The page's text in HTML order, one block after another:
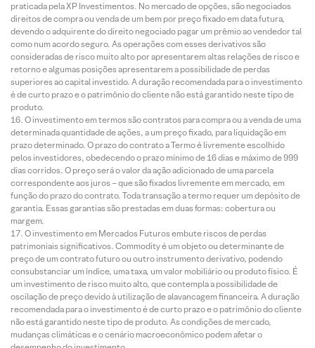
praticada pela XP Investimentos. No mercado de opções, são negociados
direitos de compra ou venda de um bem por preço fixado em data futura,
devendo o adquirente do direito negociado pagar um prêmio ao vendedor tal
como num acordo seguro. As operações com esses derivativos são
consideradas de risco muito alto por apresentarem altas relações de risco e
retorno e algumas posições apresentarem a possibilidade de perdas
superiores ao capital investido. A duração recomendada para o investimento
é de curto prazo e o patrimônio do cliente não está garantido neste tipo de
produto.
O investimento em termos são contratos para compra ou a venda de uma
determinada quantidade de ações, a um preço fixado, para liquidação em
prazo determinado. O prazo do contrato a Termo é livremente escolhido
pelos investidores, obedecendo o prazo mínimo de 16 dias e máximo de 999
dias corridos. O preço será o valor da ação adicionado de uma parcela
correspondente aos juros – que são fixados livremente em mercado, em
função do prazo do contrato. Toda transação a termo requer um depósito de
garantia. Essas garantias são prestadas em duas formas: cobertura ou
margem.
O investimento em Mercados Futuros embute riscos de perdas
patrimoniais significativos. Commodity é um objeto ou determinante de
preço de um contrato futuro ou outro instrumento derivativo, podendo
consubstanciar um índice, uma taxa, um valor mobiliário ou produto físico. É
um investimento de risco muito alto, que contempla a possibilidade de
oscilação de preço devido à utilização de alavancagem financeira. A duração
recomendada para o investimento é de curto prazo e o patrimônio do cliente
não está garantido neste tipo de produto. As condições de mercado,
mudanças climáticas e o cenário macroeconômico podem afetar o